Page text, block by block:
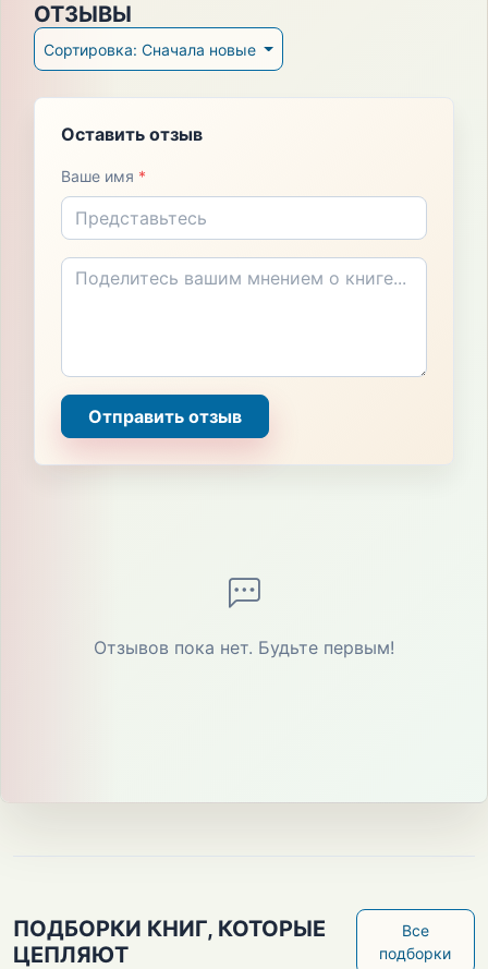
ОТЗЫВЫ
Сортировка: Сначала новые
Оставить отзыв
Ваше имя *
Отправить отзыв
Отзывов пока нет. Будьте первым!
ПОДБОРКИ КНИГ, КОТОРЫЕ
ЦЕПЛЯЮТ
Все
подборки